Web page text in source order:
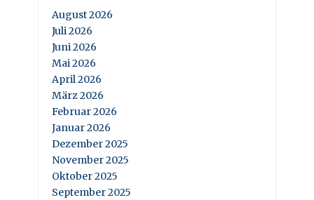
August 2026
Juli 2026
Juni 2026
Mai 2026
April 2026
März 2026
Februar 2026
Januar 2026
Dezember 2025
November 2025
Oktober 2025
September 2025